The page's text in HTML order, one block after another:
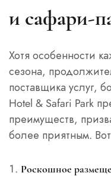
и сафари-
Хотя особенности
сезона,
поставщика услуг,
Hotel & Safari Park
преимуществ,
более приятным.
Роскошное